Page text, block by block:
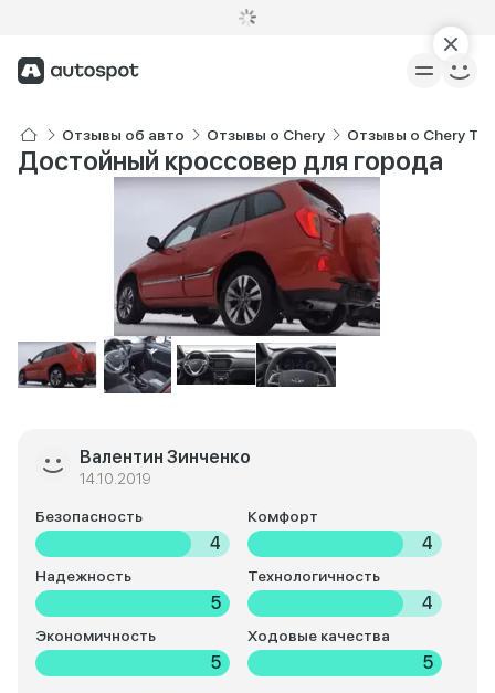
Отзывы об авто Отзывы о Chery Отзывы о Chery
Достойный кроссовер для города
Валентин Зинченко
14.10.2019
Безопасность
4
Комфорт
4
Надежность
5
Технологичность
4
Экономичность
5
Ходовые качества
5